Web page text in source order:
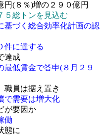
円(８％)増の２９０億円
５総トンを見込む
基づく総合効率化計画の認
件に達する
達成
最低賃金で答申(８月２９
職員は据え置き
で需要は増大化
が要因か
働
態に